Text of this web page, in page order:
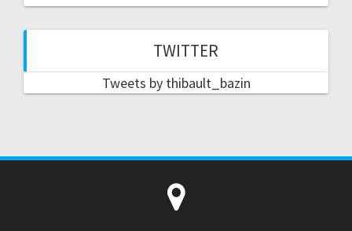
TWITTER
Tweets by thibault_bazin